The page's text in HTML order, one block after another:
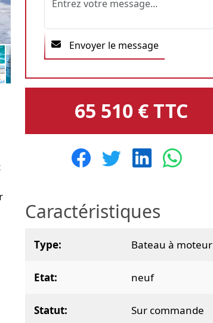
Envoyer le message
65 510 € TTC
Caractéristiques
Type Bateau à moteur
Etat neuf
Statut Sur commande